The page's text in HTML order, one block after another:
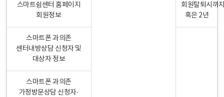
스마트쉼센터 홈페이지
회원정보
회원탈퇴시까
혹은 2년
스마트폰 과의존
센터내방상담 신청자 및
대상자 정보
스마트폰 과의존
가정방문상담 신청자·